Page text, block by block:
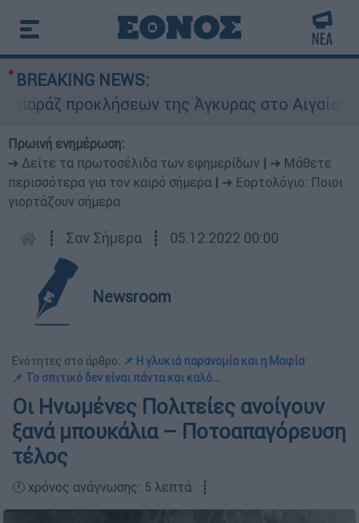
BREAKING NEWS:
προκλήσεων της Άγκυρας στο Αιγαίο:
Πρωινή ενημέρωση:
➔ Δείτε τα πρωτοσέλιδα των εφημερίδων
➔ Μάθετε
περισσότερα για τον καιρό σήμερα
➔ Εορτολόγιο: Ποιοι
γιορτάζουν σήμερα
┋ Σαν Σήμερα ┋ 05.12.2022 00:00
Newsroom
Ενότητες στο άρθρο: 📌 Η γλυκιά παρανομία και η Μαφία
📌 Το σπιτικό δεν είναι πάντα και καλό...
Οι Ηνωμένες Πολιτείες ανοίγουν
ξανά μπουκάλια – Ποτοαπαγόρευση
τέλος
🕛 χρόνος ανάγνωσης: 5 λεπτά ┋